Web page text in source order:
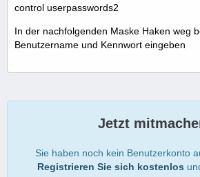
control userpasswords2
In der nachfolgenden Maske Haken weg
Benutzername und Kennwort eingeben
Jetzt
Sie haben noch kein Benutzerkonto
Registrieren Sie sich kostenlos